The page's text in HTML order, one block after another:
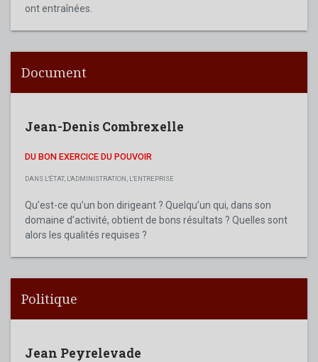
ont entraînées.
Document
Jean-Denis Combrexelle
DU BON EXERCICE DU POUVOIR
DANS L'ÉTAT, L'ADMINISTRATION, L'ENTREPRISE
Qu’est-ce qu’un bon dirigeant ? Quelqu’un qui, dans son
domaine d’activité, obtient de bons résultats ? Quelles sont
alors les qualités requises ?
Politique
Jean Peyrelevade